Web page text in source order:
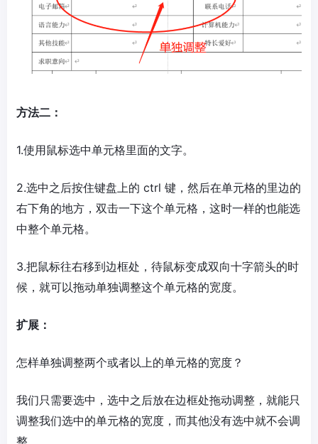
方法二：
1.使用鼠标选中单元格里面的文字。
2.选中之后按住键盘上的 ctrl 键，然后在单元格的里边的
右下角的地方，双击一下这个单元格，这时一样的也能选
中整个单元格。
3.把鼠标往右移到边框处，待鼠标变成双向十字箭头的时
候，就可以拖动单独调整这个单元格的宽度。
扩展：
怎样单独调整两个或者以上的单元格的宽度？
我们只需要选中，选中之后放在边框处拖动调整，就能只
调整我们选中的单元格的宽度，而其他没有选中就不会调